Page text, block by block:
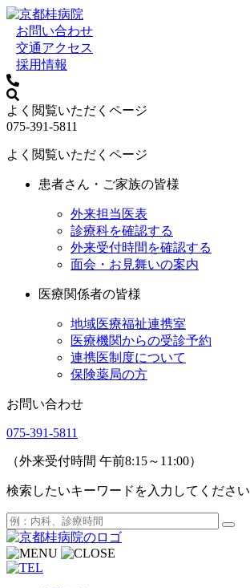
お問い合わせ
交通アクセス
採用情報
よく閲覧いただくページ
075-391-5811
よく閲覧いただくページ
患者さん・ご家族の皆様
外来担当医表
診療科を確認する
外来受付時間を確認する
面会・お見舞いの案内
医療関係者の皆様
地域医療福祉連携室
医療機関からの受診予約
連携医制度について
保険薬局の方
お問い合わせ
075-391-5811
（外来受付時間 午前8:15～11:00）
検索したいキーワードを入力してください